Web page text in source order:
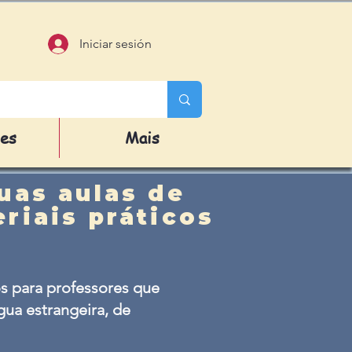
Iniciar sesión
Mais
aulas de
práticos
para professores que
estrangeira, de